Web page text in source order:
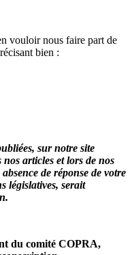
vouloir nous faire part de
bien :
sur notre site
articles et lors de nos
de réponse de votre
législatives, serait
du comité COPRA,